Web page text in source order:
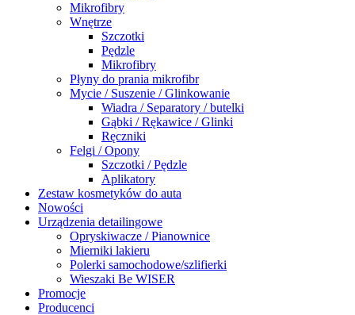
Mikrofibry
Wnętrze
Szczotki
Pędzle
Mikrofibry
Płyny do prania mikrofibr
Mycie / Suszenie / Glinkowanie
Wiadra / Separatory / butelki
Gąbki / Rękawice / Glinki
Ręczniki
Felgi / Opony
Szczotki / Pędzle
Aplikatory
Zestaw kosmetyków do auta
Nowości
Urządzenia detailingowe
Opryskiwacze / Pianownice
Mierniki lakieru
Polerki samochodowe/szlifierki
Wieszaki Be WISER
Promocje
Producenci